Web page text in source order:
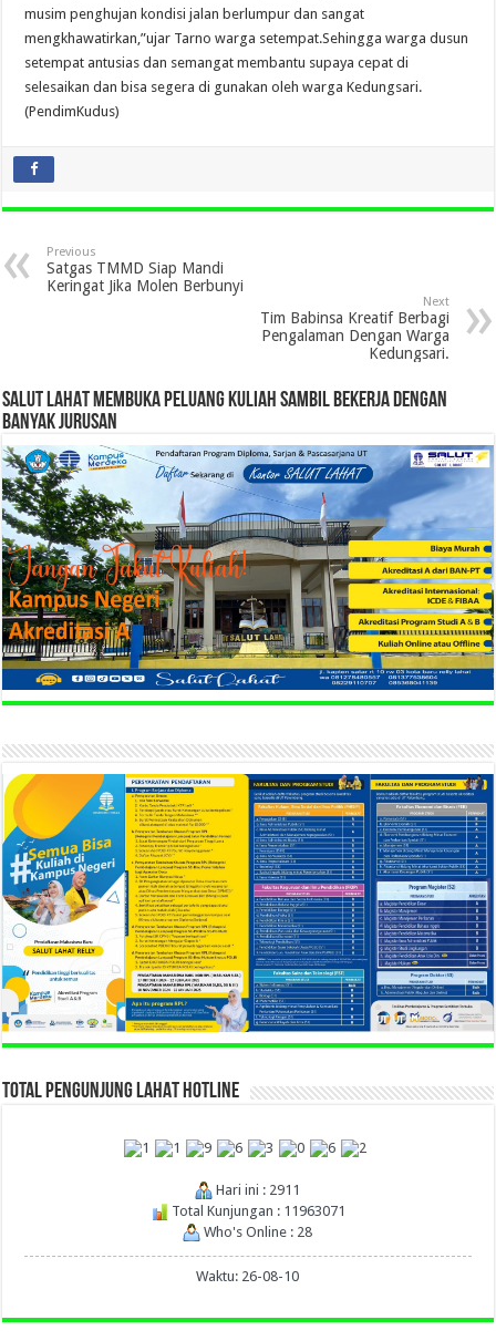
musim penghujan kondisi jalan berlumpur dan sangat
mengkhawatirkan,”ujar Tarno warga setempat.Sehingga warga dusun
setempat antusias dan semangat membantu supaya cepat di
selesaikan dan bisa segera di gunakan oleh warga Kedungsari.
(PendimKudus)
Previous
Satgas TMMD Siap Mandi
Keringat Jika Molen Berbunyi
Next
Tim Babinsa Kreatif Berbagi
Pengalaman Dengan Warga
Kedungsari.
SALUT LAHAT MEMBUKA PELUANG KULIAH SAMBIL BEKERJA DENGAN
BANYAK JURUSAN
TOTAL PENGUNJUNG LAHAT HOTLINE
Hari ini : 2911
Total Kunjungan : 11963071
Who's Online : 28
Waktu: 26-08-10